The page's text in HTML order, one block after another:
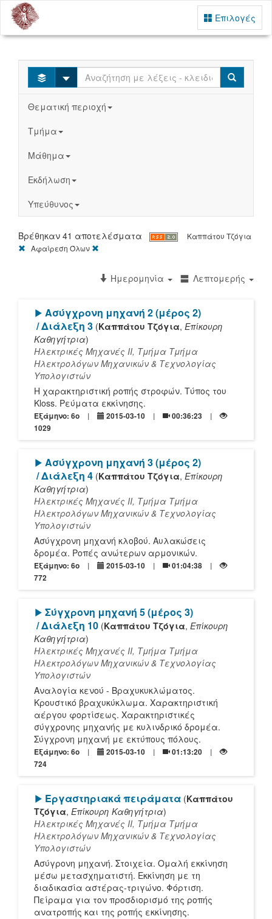
Επιλογές
Select Search
Θεματική περιοχή
Τμήμα
Μάθημα
Εκδήλωση
Υπεύθυνος
Βρέθηκαν 41 αποτελέσματα
Καππάτου Τζόγια
[X]Αφαίρεση Όλων
Λεπτομερής
Ημερομηνία
[Play]
Ασύγχρονη μηχανή 2 (μέρος 2)
/ Διάλεξη 3 (Καππάτου Τζόγια, Επίκουρη
Καθηγήτρια)
Ηλεκτρικές Μηχανές ΙΙ, Τμήμα Τμήμα
Ηλεκτρολόγων Μηχανικών & Τεχνολογίας
Υπολογιστών
Η χαρακτηριστική ροπής στροφών. Τύπος του
Kloss. Ρεύματα εκκίνησης.
Εξάμηνο: 6o 2015-03-10
00:36:23
1029
[Play]
Ασύγχρονη μηχανή 3 (μέρος 2)
/ Διάλεξη 4 (Καππάτου Τζόγια, Επίκουρη
Καθηγήτρια)
Ηλεκτρικές Μηχανές ΙΙ, Τμήμα Τμήμα
Ηλεκτρολόγων Μηχανικών & Τεχνολογίας
Υπολογιστών
Ασύγχρονη μηχανή κλοβού. Αυλακώσεις
δρομέα. Ροπές ανώτερων αρμονικών.
Εξάμηνο: 6o 2015-03-10
01:04:38
772
[Play]
Σύγχρονη μηχανή 5 (μέρος 3)
/ Διάλεξη 10 (Καππάτου Τζόγια, Επίκουρη
Καθηγήτρια)
Ηλεκτρικές Μηχανές ΙΙ, Τμήμα Τμήμα
Ηλεκτρολόγων Μηχανικών & Τεχνολογίας
Υπολογιστών
Αναλογία κενού - Βραχυκυκλώματος.
Κρουστικό βραχυκύκλωμα. Χαρακτηριστική
αέργου φορτίσεως. Χαρακτηριστικές
σύγχρονης μηχανής με κυλινδρικό δρομέα.
Σύγχρονη μηχανή με εκτύπους πόλους.
Εξάμηνο: 6o 2015-03-10
01:13:20
724
[Play]
Εργαστηριακά πειράματα (Καππάτου
Τζόγια, Επίκουρη Καθηγήτρια)
Ηλεκτρικές Μηχανές ΙΙ, Τμήμα Τμήμα
Ηλεκτρολόγων Μηχανικών & Τεχνολογίας
Υπολογιστών
Ασύγρονη μηχανή. Στοιχεία. Ομαλή εκκίνηση
μέσω μετασχηματιστή. Εκκίνηση με τη
διαδικασία αστέρας-τριγώνο. Φόρτιση.
Πείραμα για τον προσδιορισμό της ροπής
ανατροπής και της ροπής εκκίνησης.